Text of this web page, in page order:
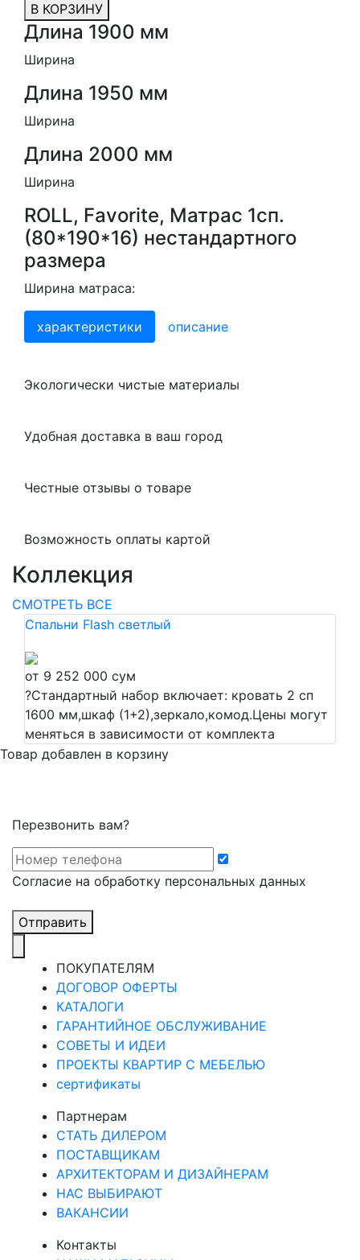
В КОРЗИНУ
Длина 1900 мм
Ширина
Длина 1950 мм
Ширина
Длина 2000 мм
Ширина
ROLL, Favorite, Матрас 1сп.
(80*190*16) нестандартного
размера
Ширина матраса:
характеристики описание
Экологически чистые материалы
Удобная доставка в ваш город
Честные отзывы о товаре
Возможность оплаты картой
Коллекция
СМОТРЕТЬ ВСЕ
Спальни Flash светлый
от 9 252 000 сум
?Стандартный набор включает: кровать 2 сп
1600 мм,шкаф (1+2),зеркало,комод.Цены могут
меняться в зависимости от комплекта
Товар добавлен в корзину
Перезвонить вам?
Cогласие на обработку персональных данных
Отправить
ПОКУПАТЕЛЯМ
ДОГОВОР ОФЕРТЫ
КАТАЛОГИ
ГАРАНТИЙНОЕ ОБСЛУЖИВАНИЕ
СОВЕТЫ И ИДЕИ
ПРОЕКТЫ КВАРТИР С МЕБЕЛЬЮ
сертификаты
Партнерам
СТАТЬ ДИЛЕРОМ
ПОСТАВЩИКАМ
АРХИТЕКТОРАМ И ДИЗАЙНЕРАМ
НАС ВЫБИРАЮТ
ВАКАНСИИ
Контакты